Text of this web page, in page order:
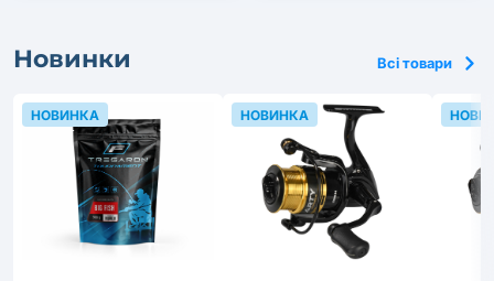
Новинки Всі товари
НОВИНКА НОВИНКА